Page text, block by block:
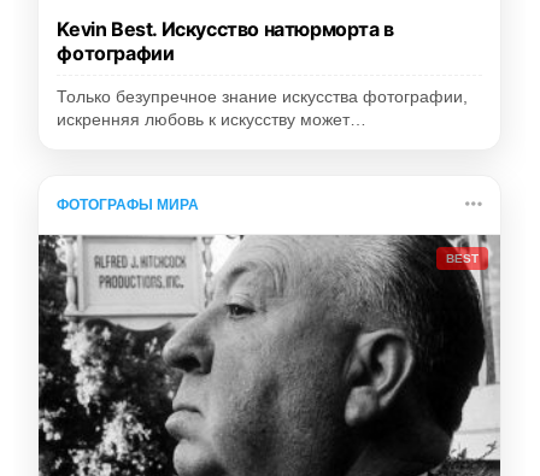
Kevin Best. Искусство натюрморта в
фотографии
Только безупречное знание искусства фотографии,
искренняя любовь к искусству может…
ФОТОГРАФЫ МИРА
BEST